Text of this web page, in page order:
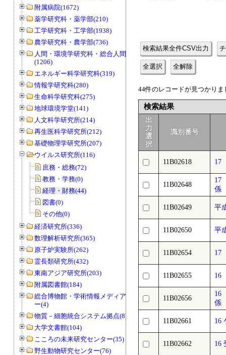
附属病院(1672)
薬学研究科・薬学部(210)
工学研究科・工学部(1938)
農学研究科・農学部(736)
人間・環境学研究科・総合人間学部
(1206)
エネルギー科学研究科(319)
情報学研究科(280)
生命科学研究科(275)
地球環境学堂(141)
人文科学研究所(214)
再生医科学研究所(212)
基礎物理学研究所(207)
ウイルス研究所(116)
庶務・総務(72)
教務・学務(0)
経理・財務(44)
図書(0)
その他(0)
経済研究所(336)
数理解析研究所(365)
原子炉実験所(262)
霊長類研究所(432)
東南アジア研究所(203)
附属図書館(184)
総合博物館・学術情報メディアセンタ
ー(4)
物質－細胞統合システム拠点(8)
大学文書館(104)
こころの未来研究センター(35)
野生動物研究センター(76)
検索結果全件CSV出力
全選択 全解除
44件のレコードが見つかり
検索結果
出
力
選
択
識別番号
11B02618 17
11B02648
17
係
11B02649 平
11B02650 平
11B02654 17
11B02655 16
11B02656
16
係
11B02661 16
11B02662 16